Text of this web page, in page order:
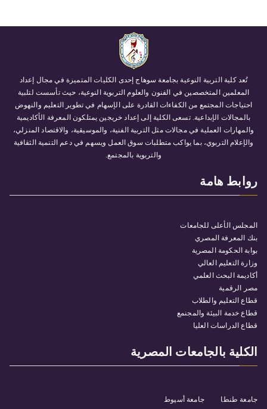
تُعد كلية التربية النوعية بجامعة سوهاج إحدى الكليات المتميزة في مجال إعداد
المعلمين المتخصصين في الفنون والعلوم التربوية النوعية، حيث تأسست لتلبية
احتياجات المجتمع من الكفاءات القادرة على الإسهام في تطوير التعليم والنهوض
بالمجالات الإبداعية. تسعى الكلية إلى إعداد خريجين يمتلكون المعرفة الأكاديمية
والمهارات العملية في مجالات مثل التربية الفنية، والموسيقية، والاقتصاد المنزلي،
والإعلام التربوي، بما يواكب متطلبات سوق العمل ويسهم في دعم التنمية الثقافية
والتربوية بالمجتمع.
روابط هامة
المجلس الأعلى للجامعات
بنك المعرفة المصري
بوابة الحكومة المصرية
وزارة التعليم العالي
أكاديمة البحث العلمي
مصر الرقمية
قطاع التعليم والطلاب
قطاع خدمة البيئة والمجنمع
قطاع الدراسات العليا
الكلية بالجامعات المصرية
جامعة طنطا
جامعة أسيوط